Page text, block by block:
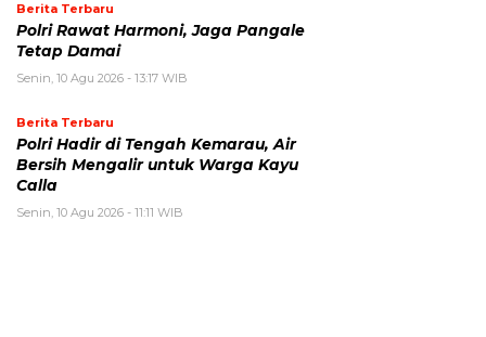
Berita Terbaru
Polri Rawat Harmoni, Jaga Pangale
Tetap Damai
Senin, 10 Agu 2026 - 13:17 WIB
Berita Terbaru
Polri Hadir di Tengah Kemarau, Air
Bersih Mengalir untuk Warga Kayu
Calla
Senin, 10 Agu 2026 - 11:11 WIB